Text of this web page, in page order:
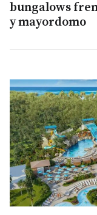
bungalows
y mayordomo